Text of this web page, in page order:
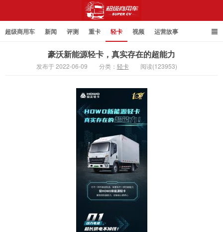
超级商用车 新闻 评测 重卡 轻卡 视频 运营故事
豪沃新能源轻卡，真实存在的超能力
发布于 2022-06-09 分类： 轻卡 阅读(123953)